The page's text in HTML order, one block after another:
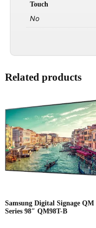
Touch
No
Related products
Samsung Digital Signage QM
Series 98″ QM98T-B